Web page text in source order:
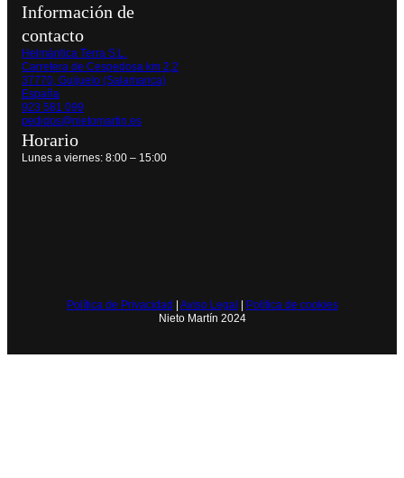
Información de
contacto
Helmántica Terra S.L.
Carretera de Cespedosa km 2,2
37770, Guijuelo (Salamanca)
España
923 581 099
pedidos@nietomartin.es
Horario
Lunes a viernes: 8:00 – 15:00
Política de Privacidad | Aviso Legal | Política de cookies
Nieto Martín 2024